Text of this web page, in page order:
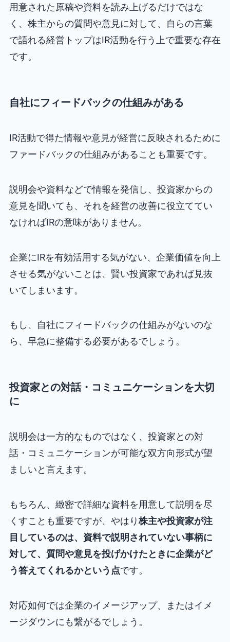
用意された原稿や資料を読み上げるだけではな
く、株主からの質問や意見に対して、自らの言葉
で語れる経営トップはIR活動を行う上で重要な存在
です。
自社にフィードバックの仕組みがある
IR活動で得た情報や意見が経営に反映されるために
ファードバックの仕組みがあることも重要です。
説明会や資料などで情報を発信し、投資家からの
意見を聞いても、それを経営の改善に役立ててい
なければIRの意味がありません。
企業にIRを有効活用する気がない、企業価値を向上
させる気がないことは、賢い投資家であれば見抜
いてしまいます。
もし、自社にフィードバックの仕組みがないのな
ら、早急に整備する必要があるでしょう。
投資家との対話・コミュニケーションを大切
に
説明会は一方的なものではなく、投資家との対
話・コミュニケーションが可能な双方向形式が望
ましいと言えます。
もちろん、緻密で詳細な資料を用意して説明を尽
くすことも重要ですが、やはり株主や投資家が注
目しているのは、資料で説明されていない事柄に
対して、質問や意見を投げかけたときに企業がど
う答えてくれるかという点です。
対応如何では企業のイメージアップ、またはイメ
ージダウンにも繋がるでしょう。